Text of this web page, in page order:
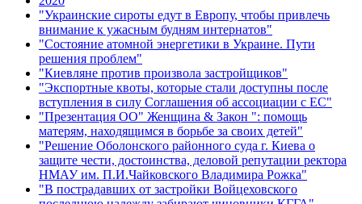
"Украинские сироты едут в Европу, чтобы привлечь
внимание к ужасным будням интернатов"
"Состояние атомной энергетики в Украине. Пути
решения проблем"
"Киевляне против произвола застройщиков"
"Экспортные квоты, которые стали доступны после
вступления в силу Соглашения об ассоциации с ЕС"
"Презентация ОО" Женщина & Закон ": помощь
матерям, находящимся в борьбе за своих детей"
"Решение Оболонского районного суда г. Киева о
защите чести, достоинства, деловой репутации ректора
НМАУ им. П.И.Чайковского Владимира Рожка"
"В пострадавших от застройки Войцеховского